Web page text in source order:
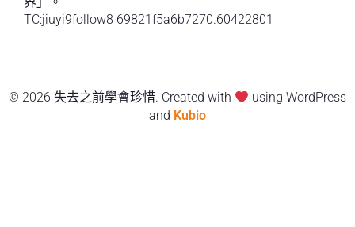
TC:jiuyi9follow8 69821f5a6b7270.60422801
© 2026 失去之前學會珍惜. Created with
using WordPress
and Kubio